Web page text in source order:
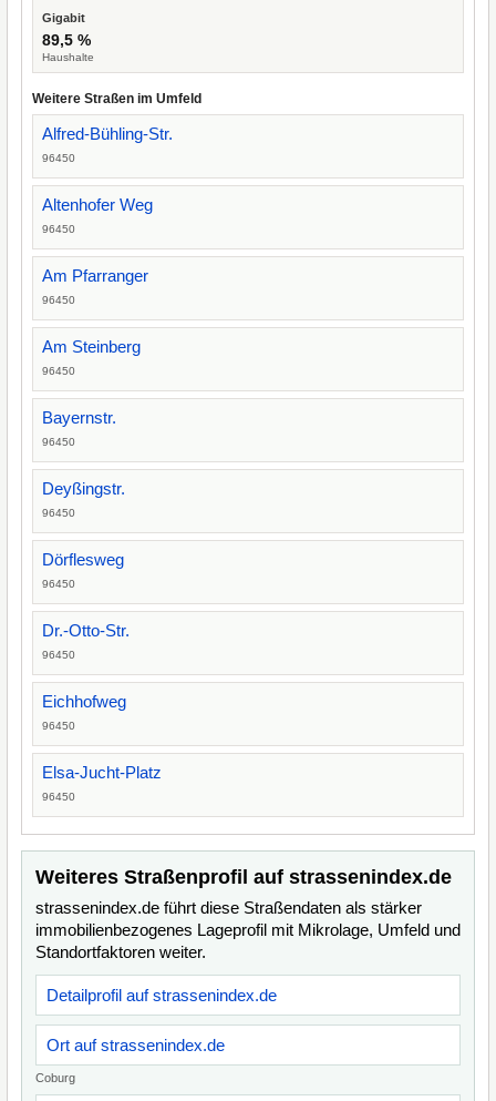
Gigabit
89,5 %
Haushalte
Weitere Straßen im Umfeld
Alfred-Bühling-Str.
96450
Altenhofer Weg
96450
Am Pfarranger
96450
Am Steinberg
96450
Bayernstr.
96450
Deyßingstr.
96450
Dörflesweg
96450
Dr.-Otto-Str.
96450
Eichhofweg
96450
Elsa-Jucht-Platz
96450
Weiteres Straßenprofil auf strassenindex.de
strassenindex.de führt diese Straßendaten als stärker
immobilienbezogenes Lageprofil mit Mikrolage, Umfeld und
Standortfaktoren weiter.
Detailprofil auf strassenindex.de
Ort auf strassenindex.de
Coburg